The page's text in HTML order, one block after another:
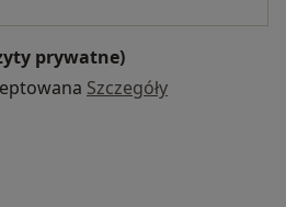
prywatne)
Szczegóły